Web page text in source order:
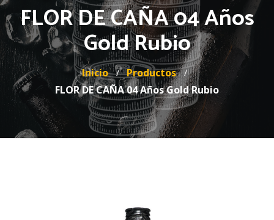
FLOR DE CAÑA 04 Años
Gold Rubio
Inicio
Productos
FLOR DE CAÑA 04 Años Gold Rubio